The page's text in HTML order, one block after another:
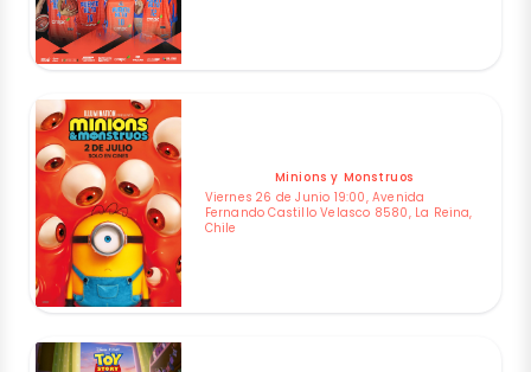
Minions y Monstruos
Viernes 26 de Junio 19:00, Avenida
Fernando Castillo Velasco 8580, La Reina,
Chile